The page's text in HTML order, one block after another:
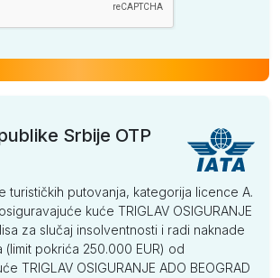
Srbije OTP
turističkih putovanja, kategorija licence A.
kuće TRIGLAV OSIGURANJE
za slučaj insolventnosti i radi naknade
(limit pokrića 250.000 EUR) od
TRIGLAV OSIGURANJE ADO BEOGRAD